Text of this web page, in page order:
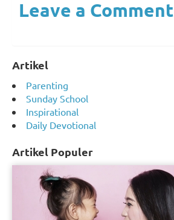
Leave a Comment
Artikel
Parenting
Sunday School
Inspirational
Daily Devotional
Artikel Populer